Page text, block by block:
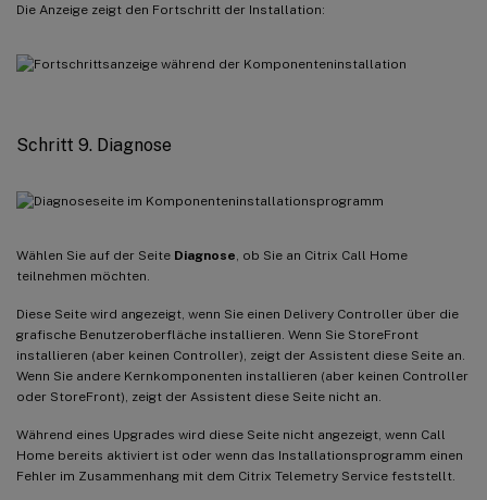
Die Anzeige zeigt den Fortschritt der Installation:
Schritt 9. Diagnose
Wählen Sie auf der Seite Diagnose , ob Sie an Citrix Call Home
teilnehmen möchten.
Diese Seite wird angezeigt, wenn Sie einen Delivery Controller über die
grafische Benutzeroberfläche installieren. Wenn Sie StoreFront
installieren (aber keinen Controller), zeigt der Assistent diese Seite an.
Wenn Sie andere Kernkomponenten installieren (aber keinen Controller
oder StoreFront), zeigt der Assistent diese Seite nicht an.
Während eines Upgrades wird diese Seite nicht angezeigt, wenn Call
Home bereits aktiviert ist oder wenn das Installationsprogramm einen
Fehler im Zusammenhang mit dem Citrix Telemetry Service feststellt.